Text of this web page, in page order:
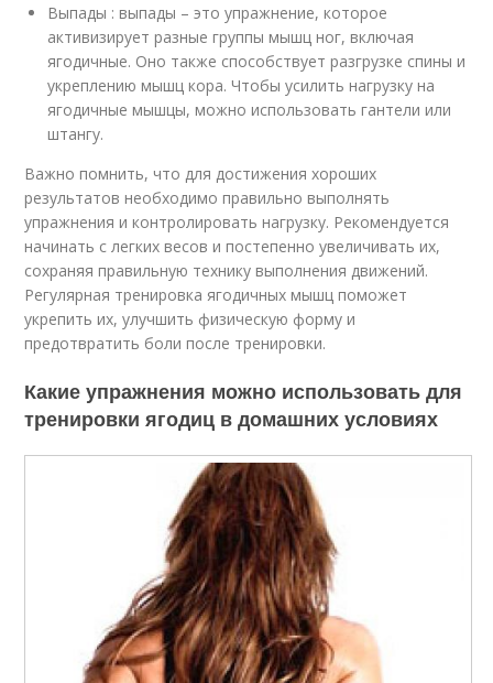
Выпады : выпады – это упражнение, которое
активизирует разные группы мышц ног, включая
ягодичные. Оно также способствует разгрузке спины и
укреплению мышц кора. Чтобы усилить нагрузку на
ягодичные мышцы, можно использовать гантели или
штангу.
Важно помнить, что для достижения хороших
результатов необходимо правильно выполнять
упражнения и контролировать нагрузку. Рекомендуется
начинать с легких весов и постепенно увеличивать их,
сохраняя правильную технику выполнения движений.
Регулярная тренировка ягодичных мышц поможет
укрепить их, улучшить физическую форму и
предотвратить боли после тренировки.
Какие упражнения можно использовать для
тренировки ягодиц в домашних условиях